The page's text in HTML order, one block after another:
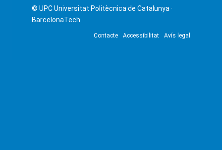
© UPCUniversitat Politècnica de Catalunya ·
BarcelonaTech
Contacte Accessibilitat Avís legal